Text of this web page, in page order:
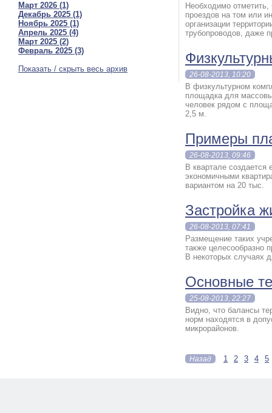
Март 2026 (1)
Декабрь 2025 (1)
Ноябрь 2025 (1)
Апрель 2025 (4)
Март 2025 (2)
Февраль 2025 (3)
Показать / скрыть весь архив
Необходимо отметить,
проездов на том или
организации
трубопроводов, даже
26-08-2013, 10:20
В физкультурном
площадка для
человек рядом с
2,5 м.
Примеры
26-08-2013, 09:46
В квартале создается
экономичными
вариантом на 20 тыс.
Застройка
26-08-2013, 07:41
Размещение таких
также целесообразно
В некоторых случаях
Основные
25-08-2013, 22:27
Видно, что балансы
норм находятся в
микрорайонов.
Назад 1 2 3 4 5